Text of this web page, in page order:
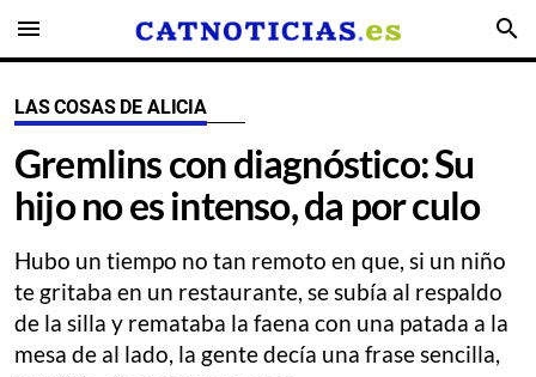
menu search
LAS COSAS DE ALICIA
Gremlins con diagnóstico: Su
hijo no es intenso, da por culo
Hubo un tiempo no tan remoto en que, si un niño
te gritaba en un restaurante, se subía al respaldo
de la silla y remataba la faena con una patada a la
mesa de al lado, la gente decía una frase sencilla,